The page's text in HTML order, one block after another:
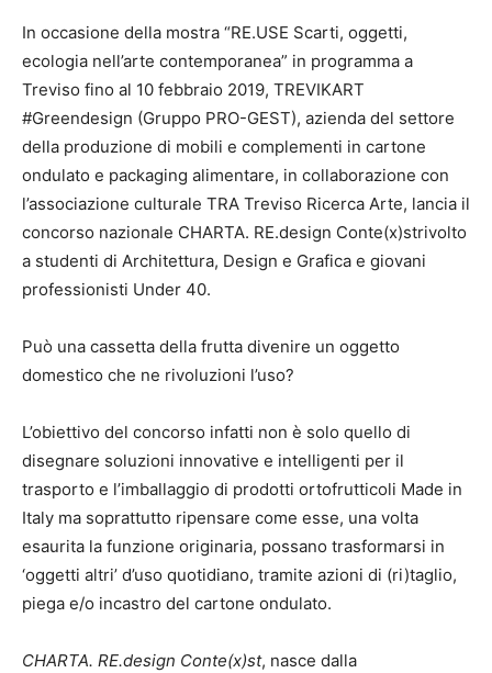
In occasione della mostra “RE.USE Scarti, oggetti,
ecologia nell’arte contemporanea” in programma a
Treviso fino al 10 febbraio 2019, TREVIKART
#Greendesign (Gruppo PRO-GEST), azienda del settore
della produzione di mobili e complementi in cartone
ondulato e packaging alimentare, in collaborazione con
l’associazione culturale TRA Treviso Ricerca Arte, lancia il
concorso nazionale CHARTA. RE.design Conte(x)strivolto
a studenti di Architettura, Design e Grafica e giovani
professionisti Under 40.
Può una cassetta della frutta divenire un oggetto
domestico che ne rivoluzioni l’uso?
L’obiettivo del concorso infatti non è solo quello di
disegnare soluzioni innovative e intelligenti per il
trasporto e l’imballaggio di prodotti ortofrutticoli Made in
Italy ma soprattutto ripensare come esse, una volta
esaurita la funzione originaria, possano trasformarsi in
‘oggetti altri’ d’uso quotidiano, tramite azioni di (ri)taglio,
piega e/o incastro del cartone ondulato.
CHARTA. RE.design Conte(x)st, nasce dalla